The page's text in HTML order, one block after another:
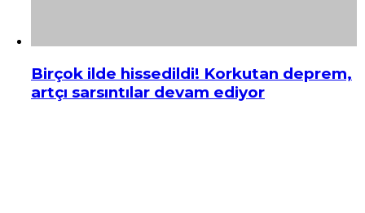
Birçok ilde hissedildi! Korkutan deprem,
artçı sarsıntılar devam ediyor